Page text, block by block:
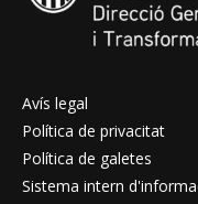
Avís legal
Política de privacitat
Política de galetes
Sistema intern